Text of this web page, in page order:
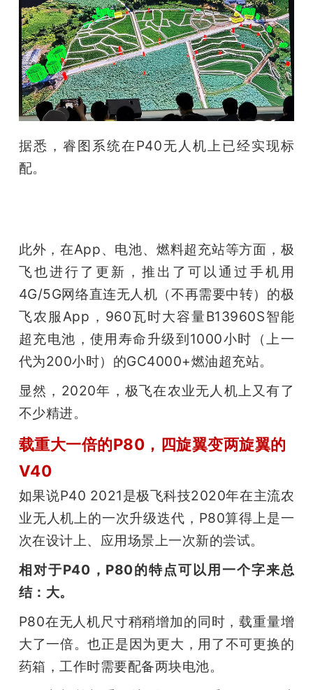
据悉，睿图系统在P40无人机上已经实现标
配。
此外，在App、电池、燃料超充站等方面，极
飞也进行了更新，推出了可以通过手机用
4G/5G网络直连无人机（不再需要中转）的极
飞农服App，960瓦时大容量B13960S智能
超充电池，使用寿命升级到1000小时（上一
代为200小时）的GC4000+燃油超充站。
显然，2020年，极飞在农业无人机上又有了
不少精进。
载重大一倍的P80，四旋翼变两旋翼的
V40
如果说P40 2021是极飞科技2020年在主流农
业无人机上的一次升级迭代，P80算得上是一
次在设计上、应用场景上一次新的尝试。
相对于P40，P80的特点可以用一个字来总
结：大。
P80在无人机尺寸稍稍增加的同时，载重量增
大了一倍。也正是因为更大，用了不可更换的
药箱，工作时需要配备两块电池。